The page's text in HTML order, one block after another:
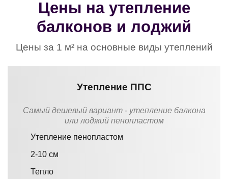
Цены на утепление
балконов и лоджий
Цены за 1 м² на основные виды утеплений
Утепление ППС
Самый дешевый вариант - утепление балкона
или лоджий пенопластом
Утепление пенопластом
2-10 см
Тепло